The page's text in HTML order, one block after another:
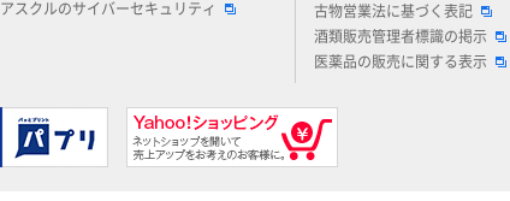
アスクルのサイバーセキュリティ
古物営業法に基づく表記
酒類販売管理者標識の掲示
医薬品の販売に関する表示